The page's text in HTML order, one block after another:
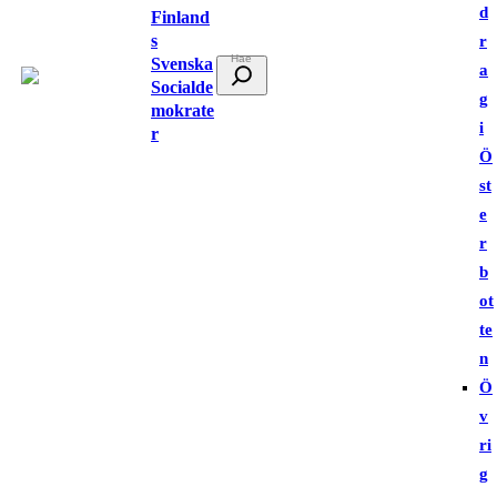
Finland
s
Svenska
Socialde
mokrate
r
ö
d
r
a
g
i
Ö
st
e
r
b
ot
te
n
Ö
v
ri
g